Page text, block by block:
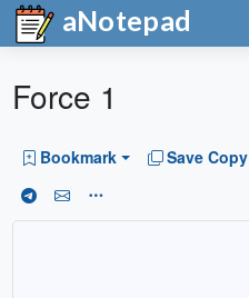
aNotepad
Force 1
Bookmark Save Copy